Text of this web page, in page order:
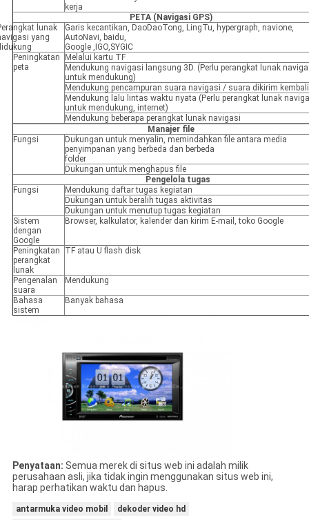
kerja
PETA (Navigasi GPS)
lunak
yang
Garis kecantikan, DaoDaoTong, LingTu, hypergraph, navione,
AutoNavi, baidu,
Google ,IGO,SYGIC
Peningkatan
peta
Melalui kartu TF
Mendukung navigasi langsung 3D. (Perlu perangkat lunak
untuk mendukung)
Mendukung pencampuran suara navigasi / suara dikirim kembali
Mendukung lalu lintas waktu nyata (Perlu perangkat lunak
untuk mendukung, internet)
Mendukung beberapa perangkat lunak navigasi
Manajer file
Fungsi
Dukungan untuk menyalin, memindahkan file antara media
penyimpanan yang berbeda dan berbeda
folder
Dukungan untuk menghapus file
Pengelola tugas
Fungsi
Mendukung daftar tugas kegiatan
Dukungan untuk beralih tugas aktivitas
Dukungan untuk menutup tugas kegiatan
Sistem
dengan
Google
Browser, kalkulator, kalender dan kirim E-mail, toko Google
Peningkatan
perangkat
lunak
TF atau U flash disk
Pengenalan
suara
Mendukung
Bahasa
sistem
Banyak bahasa
Penyataan: Semua merek di situs web ini adalah milik
perusahaan asli, jika tidak ingin menggunakan situs web ini,
harap perhatikan waktu dan hapus.
antarmuka video mobil
dekoder video hd